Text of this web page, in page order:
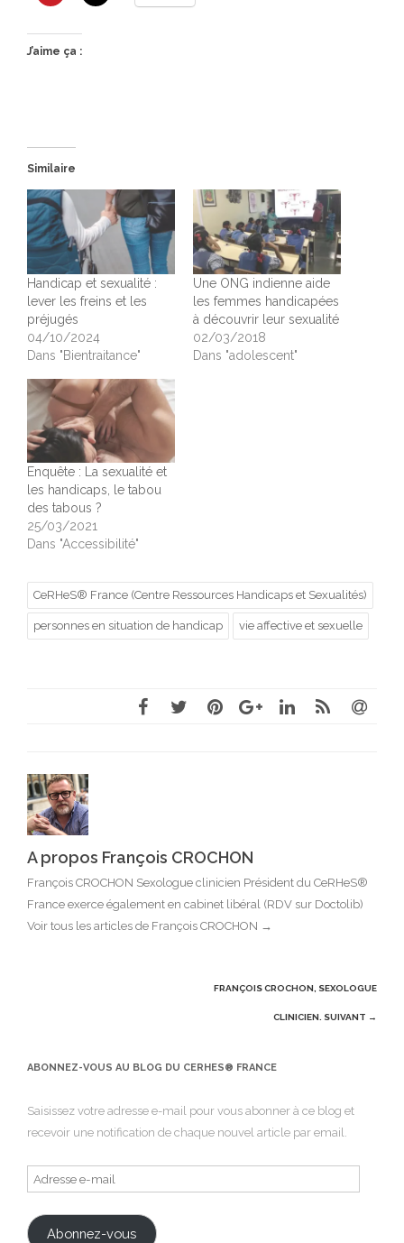
J’aime ça :
Similaire
Handicap et sexualité :
lever les freins et les
préjugés
04/10/2024
Dans "Bientraitance"
Une ONG indienne aide
les femmes handicapées
à découvrir leur sexualité
02/03/2018
Dans "adolescent"
Enquête : La sexualité et
les handicaps, le tabou
des tabous ?
25/03/2021
Dans "Accessibilité"
CeRHeS® France (Centre Ressources Handicaps et Sexualités)
personnes en situation de handicap vie affective et sexuelle
A propos François CROCHON
François CROCHON Sexologue clinicien Président du CeRHeS®
France exerce également en cabinet libéral (RDV sur Doctolib)
Voir tous les articles de François CROCHON →
FRANÇOIS CROCHON, SEXOLOGUE
CLINICIEN. SUIVANT →
ABONNEZ-VOUS AU BLOG DU CERHES® FRANCE
Saisissez votre adresse e-mail pour vous abonner à ce blog et
recevoir une notification de chaque nouvel article par email.
Adresse
e-
mail
Abonnez-vous